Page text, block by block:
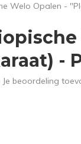
Welo Opalen -
-
Je beoordeling